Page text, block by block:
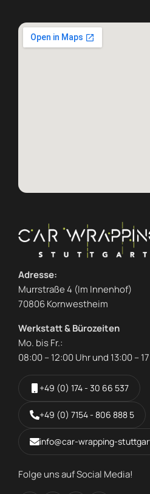
Adresse:
Murrstraße 4 (Im Innenhof)
70806 Kornwestheim
Werkstatt & Bürozeiten
Mo. bis Fr.:
08:00 – 12:00 Uhr und 13:00 –
+49 (0) 174 - 30 66 537
+49 (0) 7154 - 806 888 5
info@car-wrapping-
Folge uns auf Social Media!